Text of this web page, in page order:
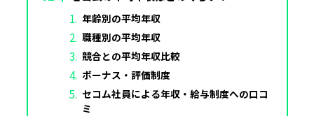
年齢別の平均年収
職種別の平均年収
競合との平均年収比較
ボーナス・評価制度
セコム社員による年収・給与制度への口コ
ミ